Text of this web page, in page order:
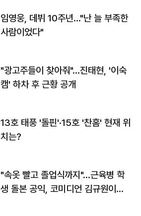
임영웅, 데뷔 10주년…"난 늘 부족한
사람이었다"
"광고주들이 찾아줘"…진태현, '이숙
캠' 하차 후 근황 공개
13호 태풍 '돌핀'·15호 '찬홈' 현재 위
치는?
"속옷 빨고 졸업식까지"…근육병 학
생 돌본 공익, 코미디언 김규원이었